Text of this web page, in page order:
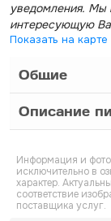
уведомления. Мы
интересующую
Показать на карте
Общие
Описание
Информация и
исключительно в
характер.
соответствие
поставщика услуг.